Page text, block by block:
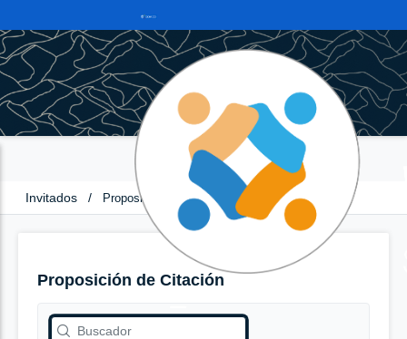
Invitados / Proposición de Citación
Proposición de Citación